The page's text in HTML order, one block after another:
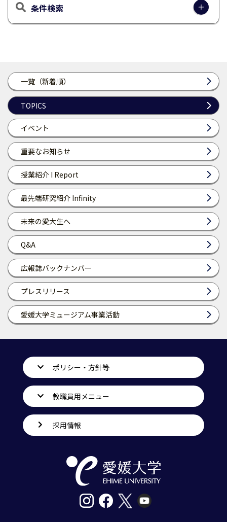
一覧（新着順）
TOPICS
イベント
重要なお知らせ
授業紹介 I Report
最先端研究紹介 Infinity
未来の愛大生へ
Q&A
広報誌バックナンバー
プレスリリース
愛媛大学ミュージアム事業活動
条件検索
ポリシー・方針等
教職員用メニュー
採用情報